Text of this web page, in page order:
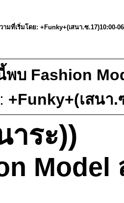
มที่เริ่มโดย: +Funky+(เสนา.ซ.17)10:00-
บ Fashion
+Funky+(เสนา
าระ))
Model